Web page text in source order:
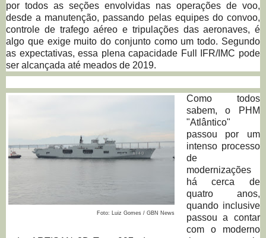
por todos as seções envolvidas nas operações de voo,
desde a manutenção, passando pelas equipes do convoo,
controle de trafego aéreo e tripulações das aeronaves, é
algo que exige muito do conjunto como um todo. Segundo
as expectativas, essa plena capacidade Full IFR/IMC pode
ser alcançada até meados de 2019.
Foto: Luiz Gomes / GBN News
Como todos
sabem, o PHM
"Atlântico"
passou por um
intenso processo
de
modernizações
há cerca de
quatro anos,
quando inclusive
passou a contar
com o moderno